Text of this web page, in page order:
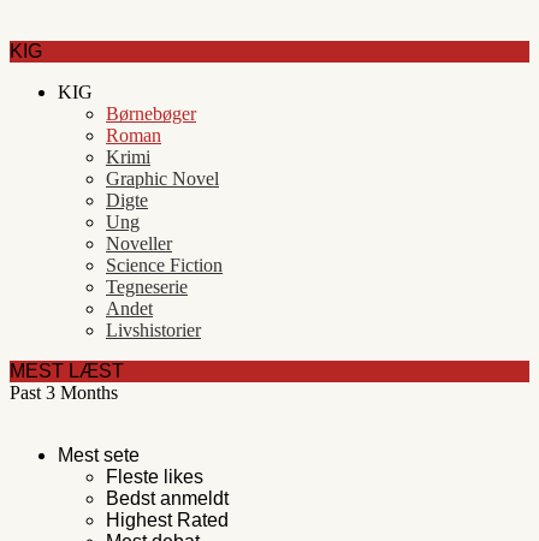
KIG
KIG
Børnebøger
Roman
Krimi
Graphic Novel
Digte
Ung
Noveller
Science Fiction
Tegneserie
Andet
Livshistorier
MEST LÆST
Past 3 Months
Mest sete
Fleste likes
Bedst anmeldt
Highest Rated